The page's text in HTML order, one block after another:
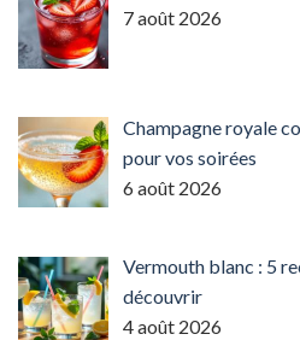
7 août 2026
Champagne royale
pour vos soirées
6 août 2026
Vermouth blanc : 5
découvrir
4 août 2026